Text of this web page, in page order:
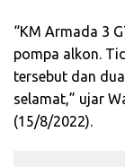
“KM Armada 3
pompa alkon.
tersebut dan
selamat,” ujar
(15/8/2022).